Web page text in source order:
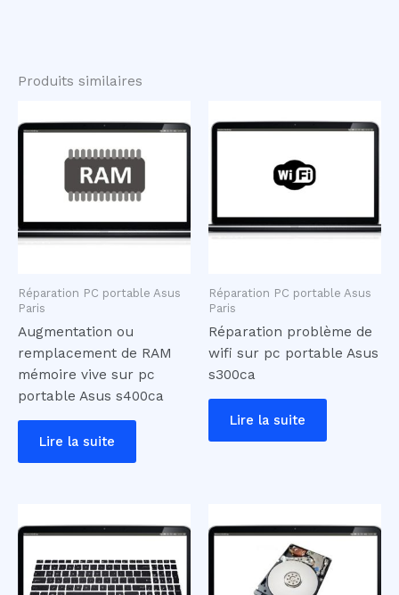
Produits similaires
Réparation PC portable Asus
Paris
Augmentation ou
remplacement de RAM
mémoire vive sur pc
portable Asus s400ca
Lire la suite
Réparation PC portable Asus
Paris
Réparation problème de
wifi sur pc portable Asus
s300ca
Lire la suite